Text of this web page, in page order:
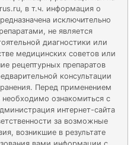
в т.ч. информация о
исключительно
не является
диагностики или
медицинских советов или
рецептурных препаратов
консультации
Перед применением
необходимо ознакомиться с
интернет-сайта
за возможные
возникшие в результате